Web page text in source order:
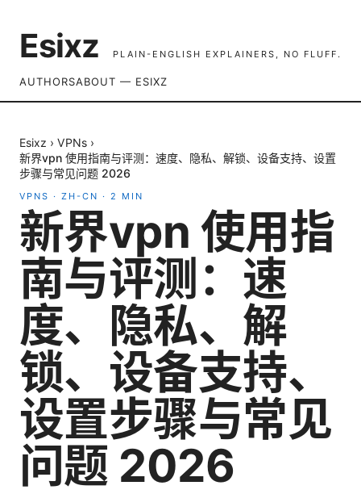
Esixz PLAIN-ENGLISH EXPLAINERS, NO FLUFF.
AUTHORSABOUT — ESIXZ
Esixz › VPNs ›
新界vpn 使用指南与评测：速度、隐私、解锁、设备支持、设置
步骤与常见问题 2026
VPNS · ZH-CN · 2 MIN
新界vpn 使用指
南与评测：速
度、隐私、解
锁、设备支持、
设置步骤与常见
问题 2026